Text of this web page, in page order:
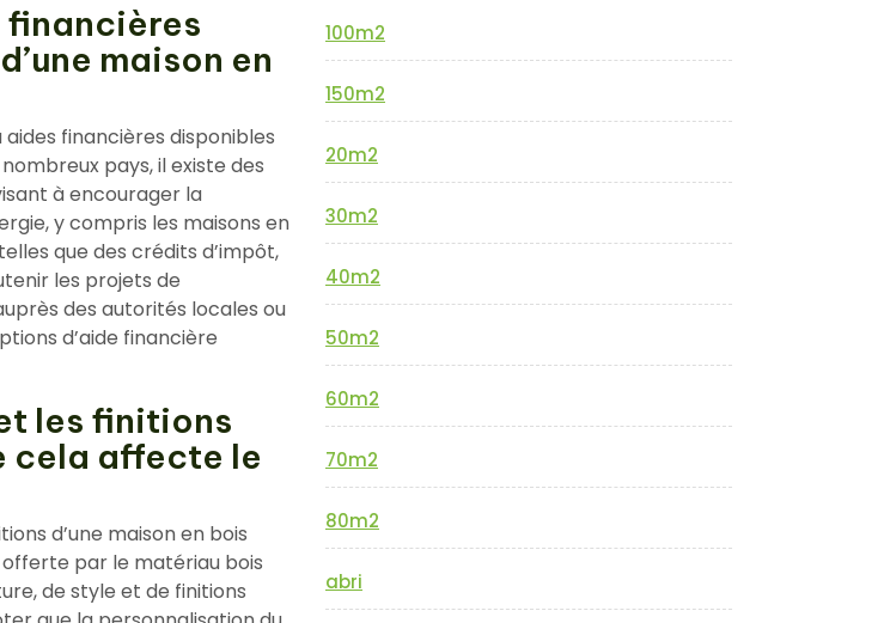
financières
maison en
financières disponibles
pays, il existe des
à encourager la
y compris les maisons en
que des crédits d’impôt,
les projets de
des autorités locales ou
d’aide financière
les finitions
cela affecte le
d’une maison en bois
par le matériau bois
de style et de finitions
100m2
150m2
20m2
30m2
40m2
50m2
60m2
70m2
80m2
abri